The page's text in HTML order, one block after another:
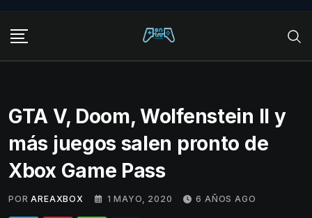
content
GTA V, Doom, Wolfenstein II y
más juegos salen pronto de
Xbox Game Pass
POR AREAXBOX 1 MAYO, 2020 6 AÑOS AGO